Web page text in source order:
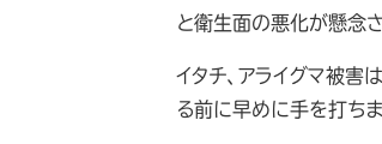
と衛生面の悪化が懸念
イタチ、アライグマ被
る前に早めに手を打ちま